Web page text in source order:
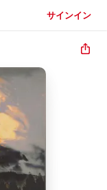
サインイン